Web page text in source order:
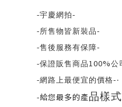
-宇慶網拍-
-所售物皆新裝品-
-售後服務有保障-
-保證販售商品100%公
-網路上最便宜的價格- ‧
-給您最多的產品樣式